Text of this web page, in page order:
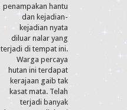
penampakan hantu
dan kejadian-
kejadian nyata
diluar nalar yang
terjadi di tempat ini.
Warga percaya
hutan ini terdapat
kerajaan gaib tak
kasat mata. Telah
terjadi banyak